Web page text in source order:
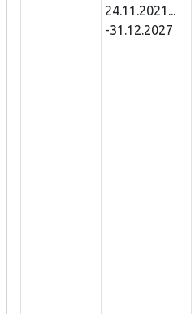
24.11.2021...
-31.12.2027